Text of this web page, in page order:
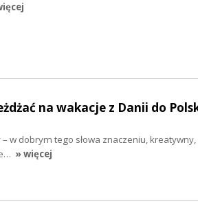
na wakacje z Danii do
w dobrym tego słowa znaczeniu,
» więcej